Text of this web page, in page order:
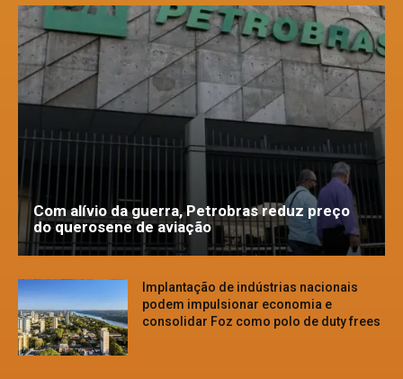
Com alívio da guerra, Petrobras reduz preço
do querosene de aviação
Implantação de indústrias nacionais
podem impulsionar economia e
consolidar Foz como polo de duty frees